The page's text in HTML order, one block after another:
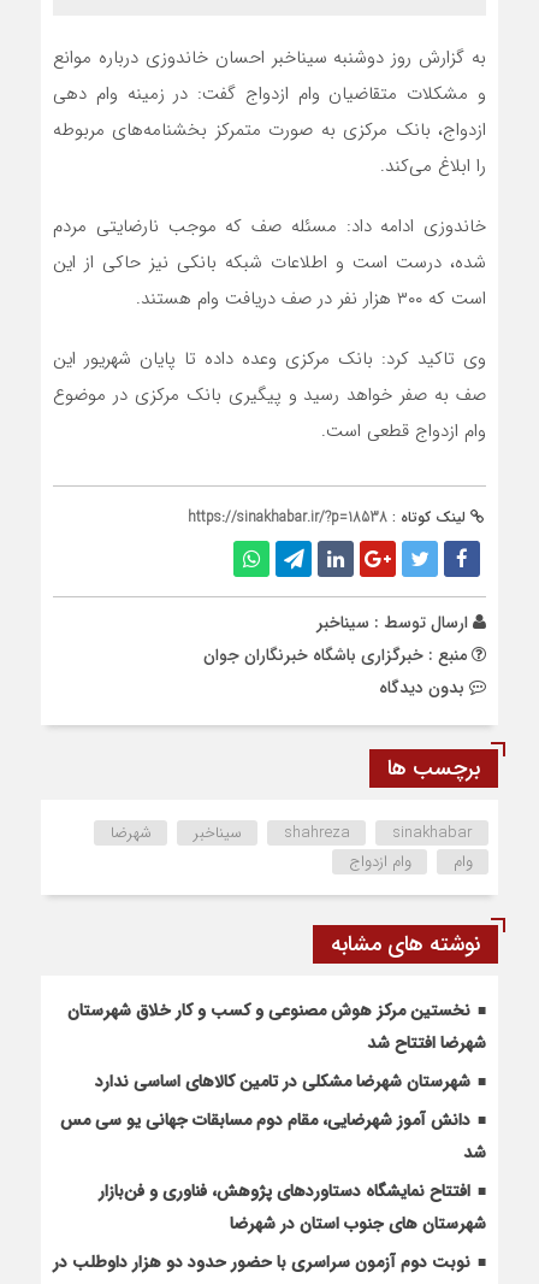
به گزارش روز دوشنبه سیناخبر احسان خاندوزی درباره موانع
و مشکلات متقاضیان وام ازدواج گفت: در زمینه وام د‌هی
ازدواج، بانک مرکزی به صورت متمرکز بخشنامه‌های مربوطه
را ابلاغ می‌کند.
خاندوزی ادامه داد: مسئله صف که موجب نارضایتی مردم
شده، درست است و اطلاعات شبکه بانکی نیز حاکی از این
است که ۳۰۰ هزار نفر در صف دریافت وام هستند.
وی تاکید کرد: بانک مرکزی وعده داده تا پایان شهریور این
صف به صفر خواهد رسید و پیگیری بانک مرکزی در موضوع
وام ازدواج قطعی است.
لینک کوتاه : https://sinakhabar.ir/?p=18538
ارسال توسط : سیناخبر
منبع : خبرگزاری باشگاه خبرنگاران جوان
بدون دیدگاه
برچسب ها
shahreza sinakhabar سیناخبر
شهرضا
وام
وام ازدواج
نوشته های مشابه
نخستین مرکز هوش مصنوعی و کسب‌ و کار خلاق شهرستان
شهرضا افتتاح شد
شهرستان شهرضا مشکلی در تامین کالاهای اساسی ندارد
دانش آموز شهرضایی، مقام دوم مسابقات جهانی یو سی مس
شد
افتتاح نمایشگاه دستاوردهای پژوهش، فناوری و فن‌بازار
شهرستان های جنوب استان در شهرضا
نوبت دوم آزمون سراسری با حضور حدود دو هزار داوطلب در